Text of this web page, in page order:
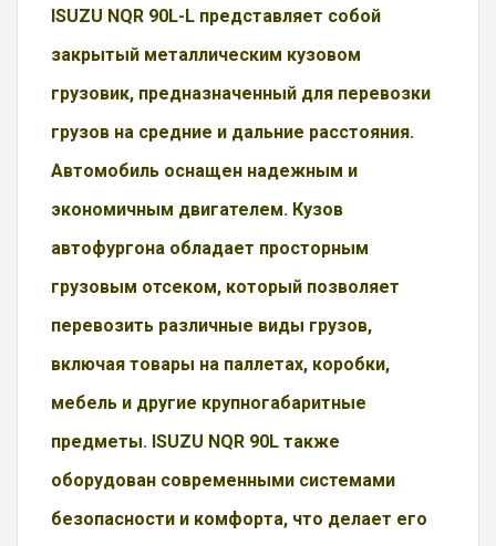
ISUZU NQR 90L-L представляет собой
закрытый металлическим кузовом
грузовик, предназначенный для перевозки
грузов на средние и дальние расстояния.
Автомобиль оснащен надежным и
экономичным двигателем. Кузов
автофургона обладает просторным
грузовым отсеком, который позволяет
перевозить различные виды грузов,
включая товары на паллетах, коробки,
мебель и другие крупногабаритные
предметы. ISUZU NQR 90L также
оборудован современными системами
безопасности и комфорта, что делает его